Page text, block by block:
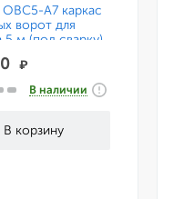
ОВС5-А7 каркас
ворот для
5 м (под сварку)
системой
₽
В наличии